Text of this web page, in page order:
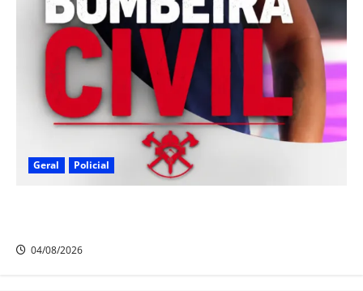
Geral Policial
04/08/2026